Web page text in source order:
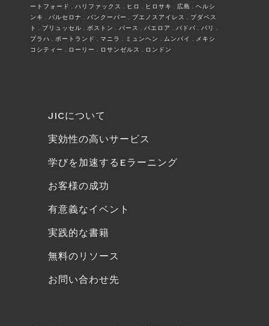
ートフォード . ハリファックス . ヒロ . ヒロサキ . 広島 . ヘルシ
ンキ . バルセロナ . バンクーバー . ブエノスアイレス . ブダペス
ト . ブリュッセル . ボストン . パース . パエロア . パドバ . パリ .
プラハ . ポートランド . マニラ . ミュンヘン . ムンバイ . メキシ
コシティー . ローリー . ロサンゼルス . ロンドン
JICについて
実効性の高いサービス
学びを加速するEラーニング
お客様の成功
有意義なイベント
実践的な書籍
無料のリソース
お問い合わせ先